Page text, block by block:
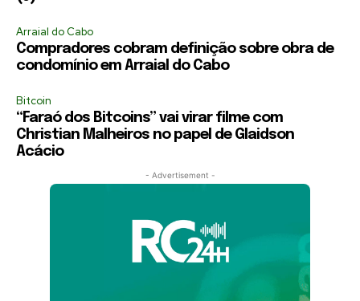
Arraial do Cabo
Compradores cobram definição sobre obra de
condomínio em Arraial do Cabo
Bitcoin
“Faraó dos Bitcoins” vai virar filme com
Christian Malheiros no papel de Glaidson
Acácio
- Advertisement -